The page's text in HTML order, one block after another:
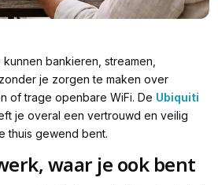
bankieren, streamen,
je zorgen te maken over
of trage openbare WiFi. De Ubiquiti
je overal een vertrouwd en veilig
thuis gewend bent.
waar je ook bent